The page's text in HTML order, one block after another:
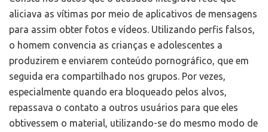
aliciava as vítimas por meio de aplicativos de mensagens
para assim obter fotos e vídeos. Utilizando perfis falsos,
o homem convencia as crianças e adolescentes a
produzirem e enviarem conteúdo pornográfico, que em
seguida era compartilhado nos grupos. Por vezes,
especialmente quando era bloqueado pelos alvos,
repassava o contato a outros usuários para que eles
obtivessem o material, utilizando-se do mesmo modo de